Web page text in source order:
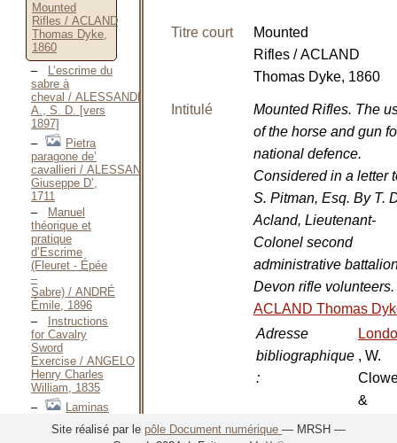
Mounted
Rifles / ACLAND
Thomas Dyke,
1860
L’escrime du
sabre à
cheval / ALESSANDRI
A., S. D. [vers
1897]
Pietra
paragone de’
cavallieri / ALESSANDRO
Giuseppe D’,
1711
Manuel
théorique et
pratique
d’Escrime
(Fleuret - Épée
–
Sabre) / ANDRÉ
Émile, 1896
Instructions
for Cavalry
Sword
Exercise / ANGELO
Henry Charles
William, 1835
Laminas
defensa del
Titre court
Mounted
Rifles / ACLAND
Thomas Dyke, 1860
Intitulé
Mounted Rifles. The
of the horse and gun
national defence.
Considered in a letter
S. Pitman, Esq. By T.
Acland, Lieutenant-
Colonel second
administrative
Devon rifle volunteers.
ACLAND Thomas
Adresse
bibliographique
:
, W.
&
Site réalisé par le pôle Document numérique — MRSH —